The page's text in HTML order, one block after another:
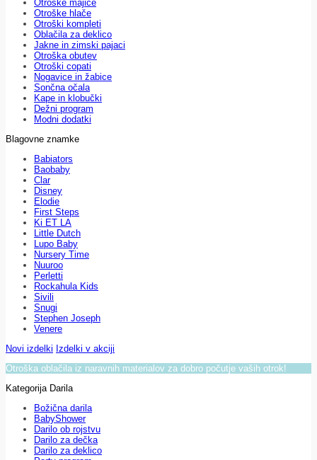
Otroške majice
Otroške hlače
Otroški kompleti
Oblačila za deklico
Jakne in zimski pajaci
Otroška obutev
Otroški copati
Nogavice in žabice
Sončna očala
Kape in klobučki
Dežni program
Modni dodatki
Blagovne znamke
Babiators
Baobaby
Clar
Disney
Elodie
First Steps
Ki ET LA
Little Dutch
Lupo Baby
Nursery Time
Nuuroo
Perletti
Rockahula Kids
Sivili
Snugi
Stephen Joseph
Venere
Novi izdelki Izdelki v akciji
Otroška oblačila iz naravnih materialov za dobro počutje vaših otrok!
Kategorija Darila
Božična darila
BabyShower
Darilo ob rojstvu
Darilo za dečka
Darilo za deklico